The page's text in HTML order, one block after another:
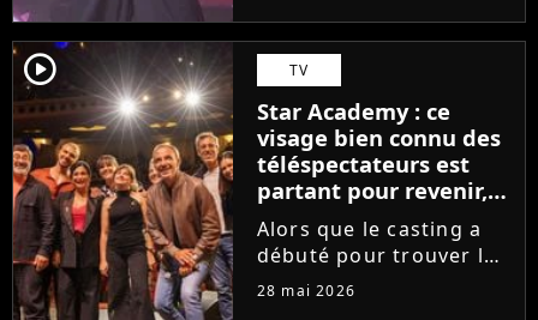
son tout premier single.
Avec Garçon solide, le
chanteur livre une
facette plus fragile de
sa personnalité....
player2 TV
Star Academy : ce
visage bien connu des
téléspectateurs est
partant pour revenir,
sauf que la place est
déjà prise
Alors que le casting a
débuté pour trouver les
prochains Pierre
28 mai 2026